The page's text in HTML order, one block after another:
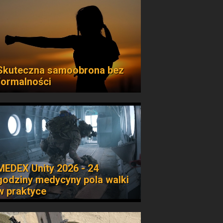
samoobrona bez
Unity 2026 - 24
medycyny pola walki
praktyce